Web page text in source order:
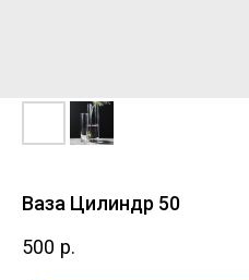
Ваза Цилиндр 50
500 р.